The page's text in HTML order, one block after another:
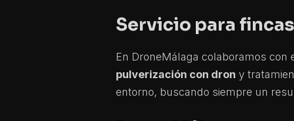
Servicio para
En DroneMálaga colaboramos con
pulverización con dron y
entorno, buscando siempre un